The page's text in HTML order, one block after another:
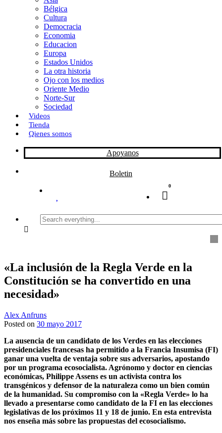
i
r
Bélgica
Cultura
Democracia
Economia
Educacion
Europa
Estados Unidos
La otra historia
Ojo con los medios
Oriente Medio
Norte-Sur
Sociedad
Videos
Tienda
Qienes somos
Apoyanos
Boletin
0
Search
everything...
«La inclusión de la Regla Verde en la
Constitución se ha convertido en una
necesidad»
Alex Anfruns
Posted on 30 mayo 2017
La ausencia de un candidato de los Verdes en las elecciones
presidenciales francesas ha permitido a la Francia Insumisa (FI)
ganar una vuelta de ventaja sobre sus adversarios, apostando
por un programa ecosocialista. Agrónomo y doctor en ciencias
económicas, Philippe Assens es un activista contra los
transgénicos y defensor de la naturaleza como un bien común
de la humanidad. Su compromiso con la «Regla Verde» lo ha
llevado a presentarse como candidato de la FI en las elecciones
legislativas de los próximos 11 y 18 de junio. En esta entrevista
nos enseña más sobre las propuestas del ecosocialismo.